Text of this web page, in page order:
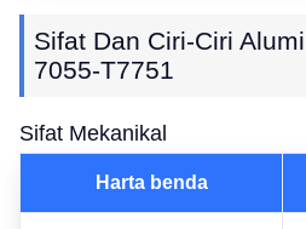
Sifat Dan Ciri-Ciri
7055-T7751
Sifat Mekanikal
Harta benda